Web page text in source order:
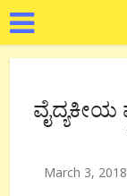
ವೈದ್ಯಕೀಯ
March 3, 2018